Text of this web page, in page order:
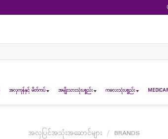
အလှကုန်နှင့် မိတ်ကပ် အမျိုးသားသုံးပစ္စည်း ကလေးသုံးပစ္စည်း
အလှပြင်အသုံးအဆောင်များ / BRANDS